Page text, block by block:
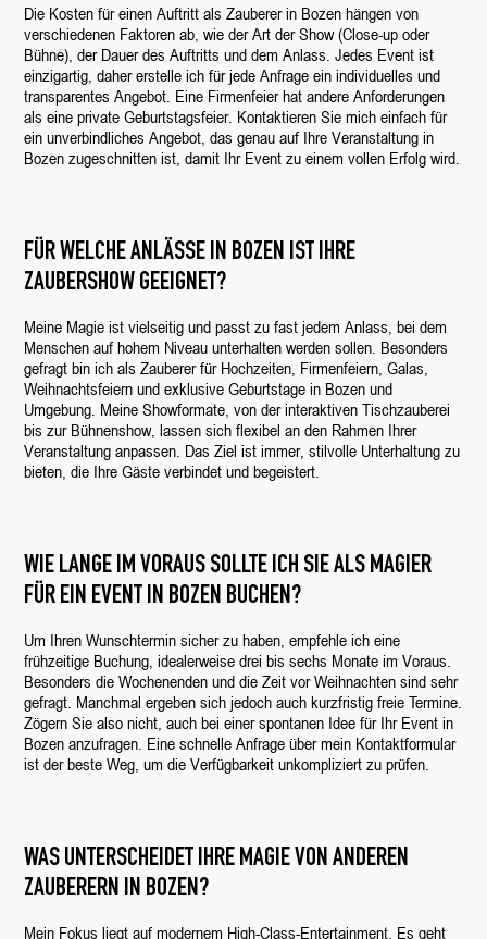
Die Kosten für einen Auftritt als Zauberer in Bozen hängen von
verschiedenen Faktoren ab, wie der Art der Show (Close-up oder
Bühne), der Dauer des Auftritts und dem Anlass. Jedes Event ist
einzigartig, daher erstelle ich für jede Anfrage ein individuelles und
transparentes Angebot. Eine Firmenfeier hat andere Anforderungen
als eine private Geburtstagsfeier. Kontaktieren Sie mich einfach für
ein unverbindliches Angebot, das genau auf Ihre Veranstaltung in
Bozen zugeschnitten ist, damit Ihr Event zu einem vollen Erfolg wird.
FÜR WELCHE ANLÄSSE IN BOZEN IST IHRE
ZAUBERSHOW GEEIGNET?
Meine Magie ist vielseitig und passt zu fast jedem Anlass, bei dem
Menschen auf hohem Niveau unterhalten werden sollen. Besonders
gefragt bin ich als Zauberer für Hochzeiten, Firmenfeiern, Galas,
Weihnachtsfeiern und exklusive Geburtstage in Bozen und
Umgebung. Meine Showformate, von der interaktiven Tischzauberei
bis zur Bühnenshow, lassen sich flexibel an den Rahmen Ihrer
Veranstaltung anpassen. Das Ziel ist immer, stilvolle Unterhaltung zu
bieten, die Ihre Gäste verbindet und begeistert.
WIE LANGE IM VORAUS SOLLTE ICH SIE ALS MAGIER
FÜR EIN EVENT IN BOZEN BUCHEN?
Um Ihren Wunschtermin sicher zu haben, empfehle ich eine
frühzeitige Buchung, idealerweise drei bis sechs Monate im Voraus.
Besonders die Wochenenden und die Zeit vor Weihnachten sind sehr
gefragt. Manchmal ergeben sich jedoch auch kurzfristig freie Termine.
Zögern Sie also nicht, auch bei einer spontanen Idee für Ihr Event in
Bozen anzufragen. Eine schnelle Anfrage über mein Kontaktformular
ist der beste Weg, um die Verfügbarkeit unkompliziert zu prüfen.
WAS UNTERSCHEIDET IHRE MAGIE VON ANDEREN
ZAUBERERN IN BOZEN?
Mein Fokus liegt auf modernem High-Class-Entertainment. Es geht